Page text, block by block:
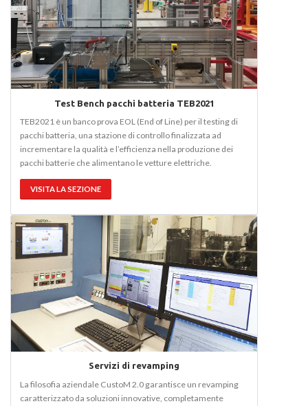
Test Bench pacchi batteria TEB2021
TEB2021 è un banco prova EOL (End of Line) per il testing di
pacchi batteria, una stazione di controllo finalizzata ad
incrementare la qualità e l’efficienza nella produzione dei
pacchi batterie che alimentano le vetture elettriche.
VISITA LA SEZIONE
Servizi di revamping
La filosofia aziendale CustoM 2.0 garantisce un revamping
caratterizzato da soluzioni innovative, completamente